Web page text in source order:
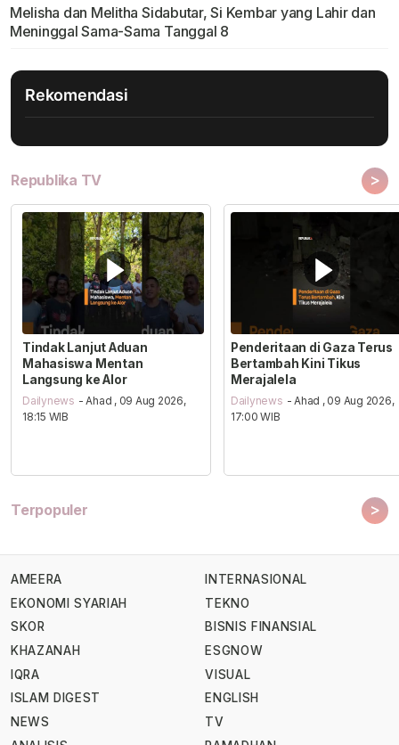
Melisha dan Melitha Sidabutar, Si Kembar yang Lahir dan
Meninggal Sama-Sama Tanggal 8
Rekomendasi
Republika TV >
Tindak Lanjut Aduan
Mahasiswa Mentan
Langsung ke Alor
Dailynews - Ahad , 09 Aug 2026,
18:15 WIB
Penderitaan di Gaza Terus
Bertambah Kini Tikus
Merajalela
Dailynews - Ahad , 09 Aug 2026,
17:00 WIB
Terpopuler >
AMEERA
EKONOMI SYARIAH
SKOR
KHAZANAH
IQRA
ISLAM DIGEST
NEWS
INTERNASIONAL
TEKNO
BISNIS FINANSIAL
ESGNOW
VISUAL
ENGLISH
TV